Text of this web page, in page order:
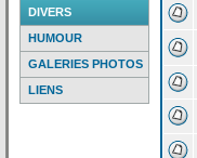
DIVERS
HUMOUR
GALERIES PHOTOS
LIENS